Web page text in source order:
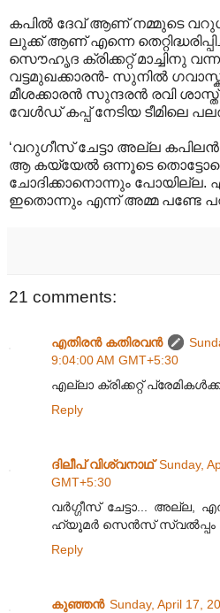
കപിൽ ദേവ് ആണ് നമ്മുടെ
ലുക്ക് ആണ് എന്നെ
സൌഹൃദ ക്രിക്കറ്റ് മാച്ചിനു
വട്ടമുഖക്കാരൻ- സുനിൽ
മീശക്കാരൻ സുന്ദരൻ രവി
വേൾഡ് കപ്പ് നേടിയ ടീമിലെ
‘വറുഗീസ് ചേട്ടാ അല്ല കപിലൻ
ആ കയ്യേൽ ഒന്നൂടെ
ചോദിക്കാനൊന്നും പോയില്ല.
ഇതൊന്നും എന്ന് അമ്മ പണ്ടേ
21 comments:
എതിരന്‍ കതിരവന്‍
9:04:00 AM GMT+5:30
എല്ലാ ക്രിക്കറ്റ്
Reply
ദിലീപ് വിശ്വനാഥ് Sunday,
GMT+5:30
വർഗ്ഗീസ് ചേട്ടാ... അല്ല,
ഹ്യൂമർ സെൻസ് സ്വൽ‌പ്പം
Reply
കുഞ്ഞന്‍ Sunday, April 17,